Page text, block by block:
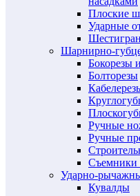
Плоские
Ударные
Шарнирно-
Бокорезы
Болторезы
Ручные
Ручные
Съемники
Ударно-
Кувалды